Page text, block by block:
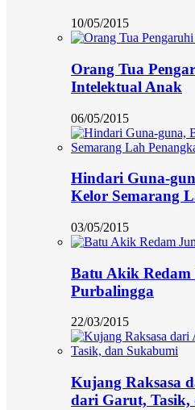
10/05/2015
Orang Tua
Intelektual Anak
06/05/2015
Hindari Guna-
Kelor Semarang
03/05/2015
Batu Akik Redam
Purbalingga
22/03/2015
Kujang Raksasa
dari Garut, Tasik,